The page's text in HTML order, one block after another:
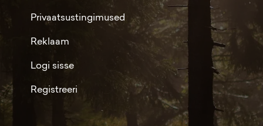
Privaatsustingimused
Reklaam
Logi sisse
Registreeri